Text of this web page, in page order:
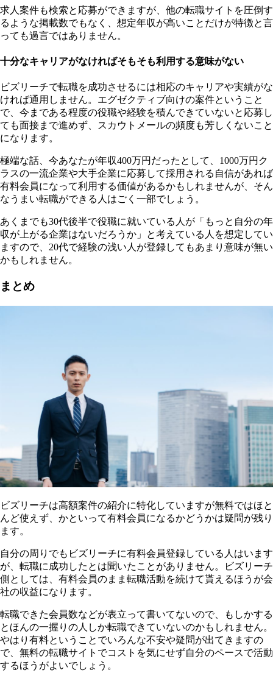
求人案件も検索と応募ができますが、他の転職サイトを圧倒す
るような掲載数でもなく、想定年収が高いことだけが特徴と言
っても過言ではありません。
十分なキャリアがなければそもそも利用する意味がない
ビズリーチで転職を成功させるには相応のキャリアや実績がな
ければ通用しません。エグゼクティブ向けの案件ということ
で、今まである程度の役職や経験を積んできていないと応募し
ても面接まで進めず、スカウトメールの頻度も芳しくないこと
になります。
極端な話、今あなたが年収400万円だったとして、1000万円ク
ラスの一流企業や大手企業に応募して採用される自信があれば
有料会員になって利用する価値があるかもしれませんが、そん
なうまい転職ができる人はごく一部でしょう。
あくまでも30代後半で役職に就いている人が「もっと自分の年
収が上がる企業はないだろうか」と考えている人を想定してい
ますので、20代で経験の浅い人が登録してもあまり意味が無い
かもしれません。
まとめ
ビズリーチは高額案件の紹介に特化していますが無料ではほと
んど使えず、かといって有料会員になるかどうかは疑問が残り
ます。
自分の周りでもビズリーチに有料会員登録している人はいます
が、転職に成功したとは聞いたことがありません。ビズリーチ
側としては、有料会員のまま転職活動を続けて貰えるほうが会
社の収益になります。
転職できた会員数などが表立って書いてないので、もしかする
とほんの一握りの人しか転職できていないのかもしれません。
やはり有料ということでいろんな不安や疑問が出てきますの
で、無料の転職サイトでコストを気にせず自分のペースで活動
するほうがよいでしょう。